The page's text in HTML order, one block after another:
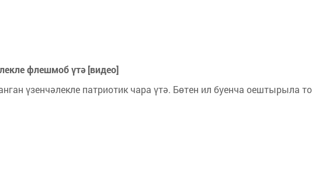
флешмоб үтә [видео]
үзенчәлекле патриотик чара үтә. Бөтен ил буенча оештырыла